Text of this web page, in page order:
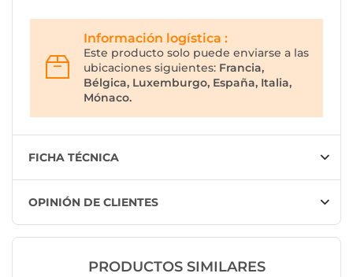
Información logística :
Este producto solo puede enviarse a las
ubicaciones siguientes: Francia,
Bélgica, Luxemburgo, España, Italia,
Mónaco.
FICHA TÉCNICA
OPINIÓN DE CLIENTES
PRODUCTOS SIMILARES